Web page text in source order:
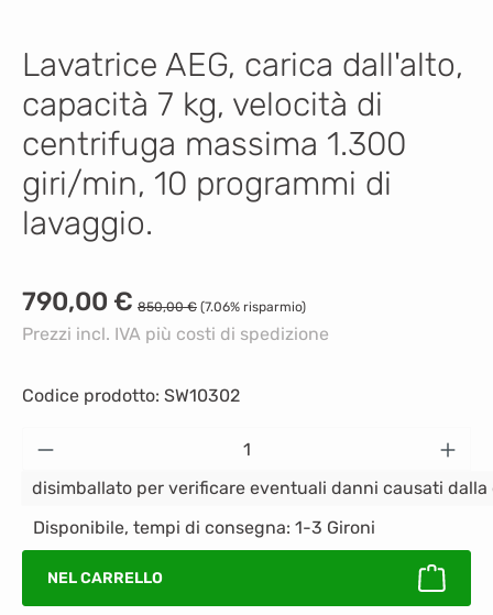
Lavatrice AEG, carica dall'alto,
capacità 7 kg, velocità di
centrifuga massima 1.300
giri/min, 10 programmi di
lavaggio.
Prezzo di vendita:
790,00 € Prezzo normale:
850,00 € (7.06% risparmio)
Prezzi incl. IVA più costi di spedizione
Codice prodotto: SW10302
Quantità del prodotto: inserisci la
disimballato per verificare eventuali danni causati dalla
Disponibile, tempi di consegna: 1-3 Gironi
NEL CARRELLO